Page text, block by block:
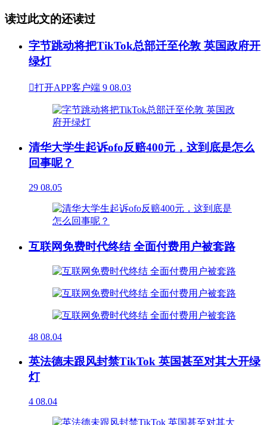
读过此文的还读过
字节跳动将把TikTok总部迁至伦敦 英国政府开
绿灯
打开APP客户端 9 08.03
清华大学生起诉ofo反赔400元，这到底是怎么
回事呢？
29 08.05
互联网免费时代终结 全面付费用户被套路
48 08.04
英法德未跟风封禁TikTok 英国甚至对其大开绿
灯
4 08.04